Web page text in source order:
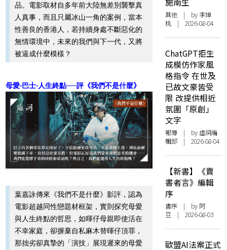
品。電影取材自多年前大陸無差別襲擊真
人真事，而且只屬冰山一角的案例，當本
性善良的香港人，若持續身處不斷惡化的
無情環境中，未來的我們與下一代，又將
被逼成什麼模樣？
母愛‧巴士‧人生終點──評《我們不是什麼》
葉嘉詠傳來《我們不是什麼》影評，認為
電影超越同性戀題材框架，實則探究母愛
與人生終點的哲思，如暉仔母親即使活在
不幸家庭，卻摒棄自私麻木替暉仔頂罪，
那拙劣卻真摯的「演技」展現遲來的母愛
施南生
其他 | by 李焯
桃 | 2026-08-04
ChatGPT拒生
成模仿作家風
格指令 在世及
已故文豪皆受
限 改提供相近
氛圍「原創」
文字
報導 | by 虛詞編
輯部 | 2026-08-04
【新書】《賣
書者言》編輯
序
書序 | by 阿
豆 | 2026-08-03
歐盟AI法案正式